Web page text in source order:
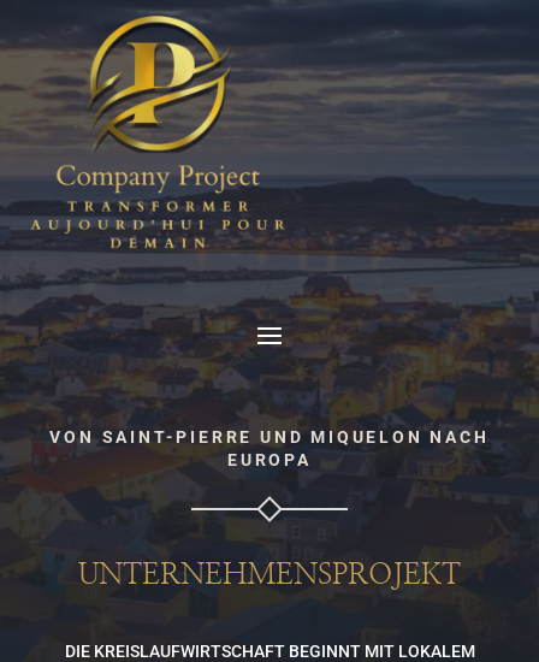
VON SAINT-PIERRE UND MIQUELON NACH
EUROPA
UNTERNEHMENSPROJEKT
DIE KREISLAUFWIRTSCHAFT BEGINNT MIT LOKALEM